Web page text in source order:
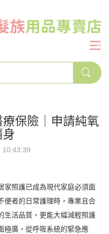
保險｜申請純氧
10:43:39
家照護已成為現代家庭必須面
便者的日常護理時，專業且合
生活品質，更能大幅減輕照護
極廣，從呼吸系統的緊急應